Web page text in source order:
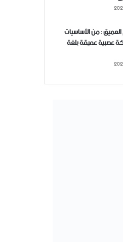
: من الأساسيات
عصبية عميقة بلغة